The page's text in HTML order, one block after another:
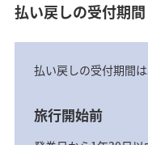
払い戻しの受付期間
払い戻しの受付期間は
旅行開始前